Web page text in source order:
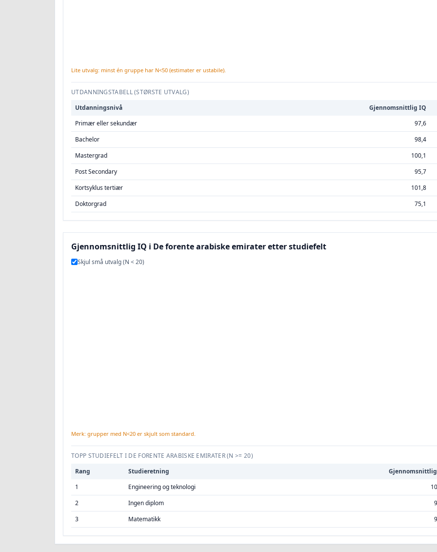
Lite utvalg: minst én gruppe har N<50 (estimater er ustabile).
UTDANNINGSTABELL (STØRSTE UTVALG)
Utdanningsnivå
Gjennomsnittlig IQ
Primær eller sekundær
97,6
Bachelor
98,4
Mastergrad
100,1
Post Secondary
95,7
Kortsyklus tertiær
101,8
Doktorgrad
75,1
Gjennomsnittlig IQ i De forente arabiske emirater etter studiefelt
Skjul små utvalg (N < 20)
Merk: grupper med N<20 er skjult som standard.
TOPP STUDIEFELT I DE FORENTE ARABISKE EMIRATER(N >= 20)
Rang
Studieretning
1
Engineering og teknologi
2
Ingen diplom
3
Matematikk